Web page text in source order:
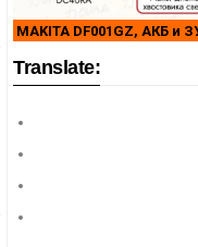
MAKITA DF001GZ, АКБ и
Translate: